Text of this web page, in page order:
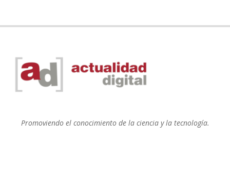
Promoviendo el conocimiento de la ciencia y la tecnología.